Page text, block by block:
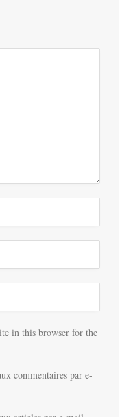
in this browser for the
commentaires par e-